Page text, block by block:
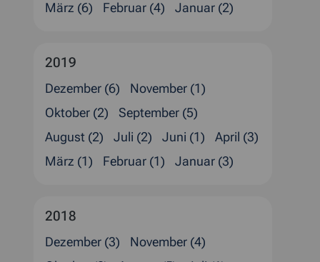
März (6)
Februar (4) Januar (2)
2019
Dezember (6)
November (1)
Oktober (2)
September (5)
August (2)
Juli (2) Juni (1)
April (3)
März (1)
Februar (1) Januar (3)
2018
Dezember (3)
November (4)